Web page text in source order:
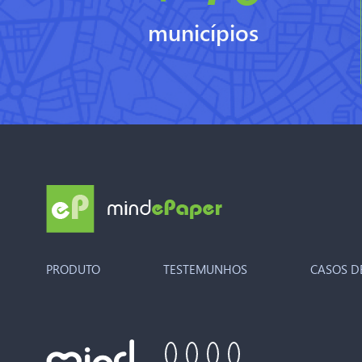
municípios
PRODUTO TESTEMUNHOS CASOS